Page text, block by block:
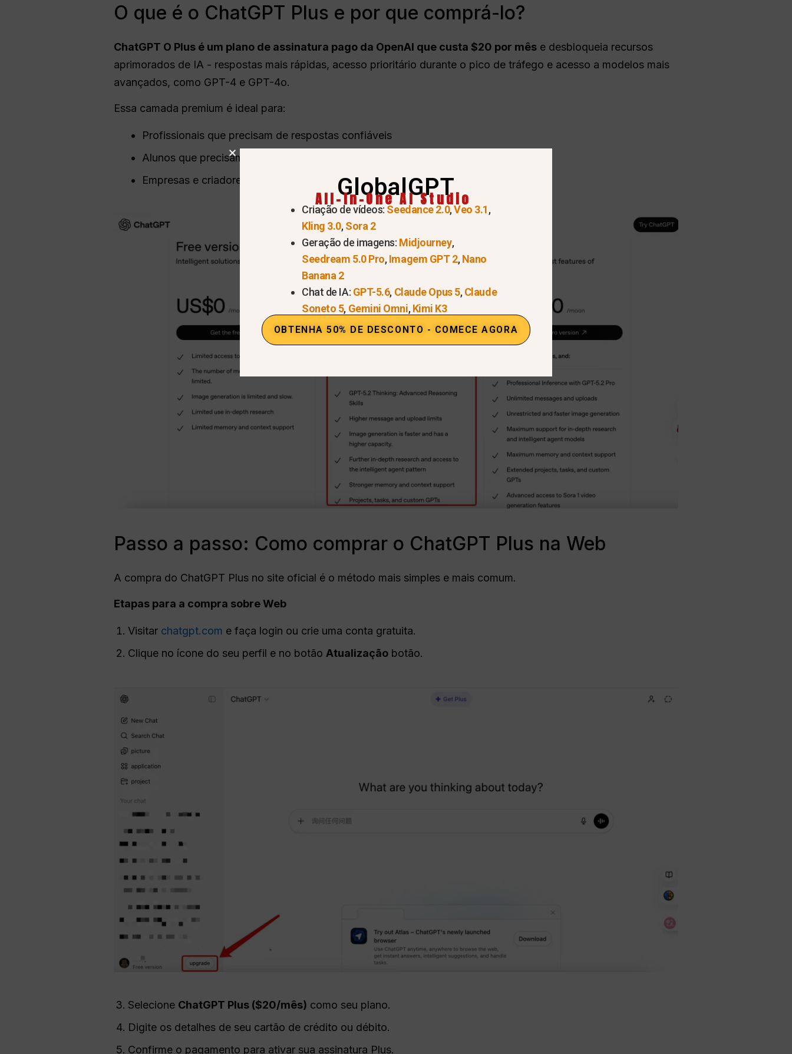
O que é o ChatGPT Plus e por que comprá-lo?
ChatGPT O Plus é um plano de assinatura pago da OpenAI que custa $20 por mês e desbloqueia recursos
aprimorados de IA - respostas mais rápidas, acesso prioritário durante o pico de tráfego e acesso a modelos mais
avançados, como GPT-4 e GPT-4o.
Essa camada premium é ideal para:
Profissionais que precisam de respostas confiáveis
Alunos que precisam de ajuda mais rápida de IA
Empresas e criadores aproveitando o ChatGPT para aumentar a produtividade
Passo a passo: Como comprar o ChatGPT Plus na Web
A compra do ChatGPT Plus no site oficial é o método mais simples e mais comum.
Etapas para a compra sobreWeb
Visitar chatgpt.com e faça login ou crie uma conta gratuita.
Clique no ícone do seu perfil e no botão Atualização botão.
Selecione ChatGPT Plus ($20/mês) como seu plano.
Digite os detalhes de seu cartão de crédito ou débito.
Confirme o pagamento para ativar sua assinatura Plus.
GlobalGPT
All-In-One AI Studio
Criação de vídeos: Seedance 2.0,Veo 3.1,
Kling 3.0,Sora 2
Geração de imagens: Midjourney,
Seedream 5.0 Pro,Imagem GPT 2,Nano
Banana 2
Chat de IA: GPT-5.6, Claude Opus 5,Claude
Soneto 5, Gemini Omni,Kimi K3
OBTENHA 50% DE DESCONTO - COMECE AGORA